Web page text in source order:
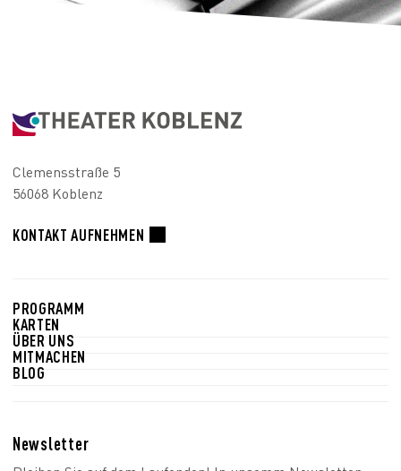
Clemensstraße 5
56068 Koblenz
KONTAKT AUFNEHMEN
PROGRAMM
KARTEN
ÜBER UNS
MITMACHEN
BLOG
Newsletter